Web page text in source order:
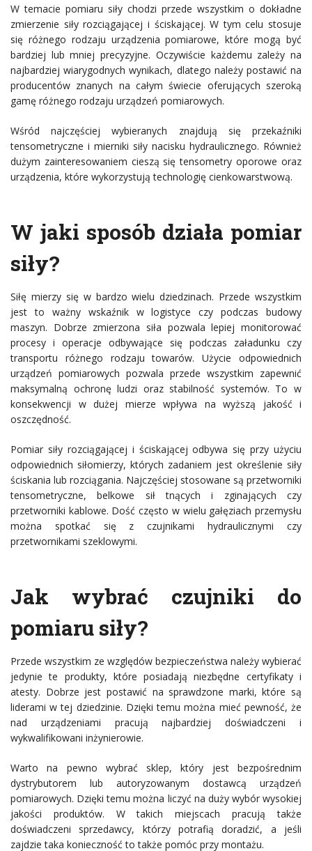
W temacie pomiaru siły chodzi przede wszystkim o dokładne
zmierzenie siły rozciągającej i ściskającej. W tym celu stosuje
się różnego rodzaju urządzenia pomiarowe, które mogą być
bardziej lub mniej precyzyjne. Oczywiście każdemu zależy na
najbardziej wiarygodnych wynikach, dlatego należy postawić na
producentów znanych na całym świecie oferujących szeroką
gamę różnego rodzaju urządzeń pomiarowych.
Wśród najczęściej wybieranych znajdują się przekaźniki
tensometryczne i mierniki siły nacisku hydraulicznego. Również
dużym zainteresowaniem cieszą się tensometry oporowe oraz
urządzenia, które wykorzystują technologię cienkowarstwową.
W jaki sposób działa pomiar
siły?
Siłę mierzy się w bardzo wielu dziedzinach. Przede wszystkim
jest to ważny wskaźnik w logistyce czy podczas budowy
maszyn. Dobrze zmierzona siła pozwala lepiej monitorować
procesy i operacje odbywające się podczas załadunku czy
transportu różnego rodzaju towarów. Użycie odpowiednich
urządzeń pomiarowych pozwala przede wszystkim zapewnić
maksymalną ochronę ludzi oraz stabilność systemów. To w
konsekwencji w dużej mierze wpływa na wyższą jakość i
oszczędność.
Pomiar siły rozciągającej i ściskającej odbywa się przy użyciu
odpowiednich siłomierzy, których zadaniem jest określenie siły
ściskania lub rozciągania. Najczęściej stosowane są przetworniki
tensometryczne, belkowe sił tnących i zginających czy
przetworniki kablowe. Dość często w wielu gałęziach przemysłu
można spotkać się z czujnikami hydraulicznymi czy
przetwornikami szeklowymi.
Jak wybrać czujniki do
pomiaru siły?
Przede wszystkim ze względów bezpieczeństwa należy wybierać
jedynie te produkty, które posiadają niezbędne certyfikaty i
atesty. Dobrze jest postawić na sprawdzone marki, które są
liderami w tej dziedzinie. Dzięki temu można mieć pewność, że
nad urządzeniami pracują najbardziej doświadczeni i
wykwalifikowani inżynierowie.
Warto na pewno wybrać sklep, który jest bezpośrednim
dystrybutorem lub autoryzowanym dostawcą urządzeń
pomiarowych. Dzięki temu można liczyć na duży wybór wysokiej
jakości produktów. W takich miejscach pracują także
doświadczeni sprzedawcy, którzy potrafią doradzić, a jeśli
zajdzie taka konieczność to także pomóc przy montażu.